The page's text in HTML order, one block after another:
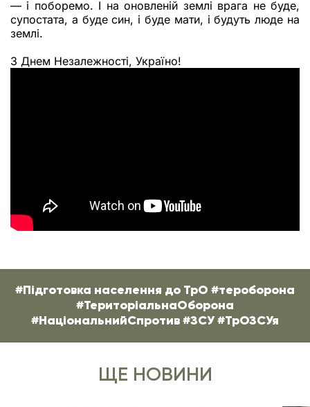
— і поборемо. І на оновленій землі врага не буде,
супостата, а буде син, і буде мати, і будуть люде на
землі.
З Днем Незалежності, Україно!
#Підготовка населення до ТрО #тероборона
#ТериторіальнаОборона
#НаціональнийСпротив #ЗСУ #ТрОЗСУя
ЩЕ НОВИНИ